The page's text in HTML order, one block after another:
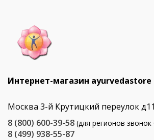
Интернет-магазин ayurvedastore
Москва 3-й Крутицкий переулок д11
8 (800) 600-39-58 (для регионов звонок
8 (499) 938-55-87